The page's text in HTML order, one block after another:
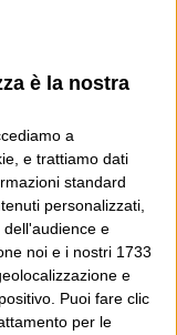
è la nostra
a
e trattiamo dati
standard
personalizzati,
e
noi e i nostri 1733
e
Puoi fare clic
per le